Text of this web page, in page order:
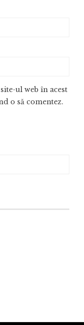
ul web în acest
o să comentez.